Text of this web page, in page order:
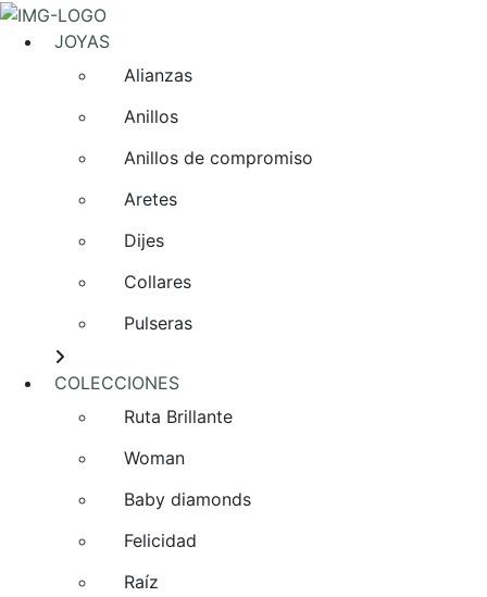
JOYAS
Alianzas
Anillos
Anillos de compromiso
Aretes
Dijes
Collares
Pulseras
COLECCIONES
Ruta Brillante
Woman
Baby diamonds
Felicidad
Raíz